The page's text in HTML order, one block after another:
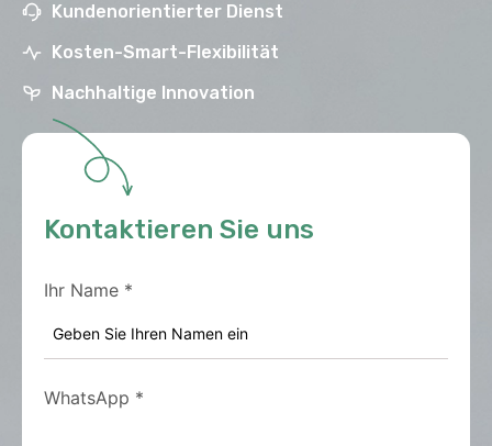
Kundenorientierter Dienst
Kosten-Smart-Flexibilität
Nachhaltige Innovation
Kontaktieren Sie uns
Ihr Name *
WhatsApp *